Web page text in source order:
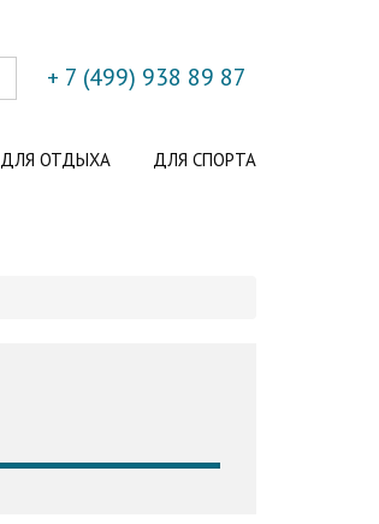
+ 7 (499) 938 89 87
ДЛЯ ОТДЫХА ДЛЯ СПОРТА